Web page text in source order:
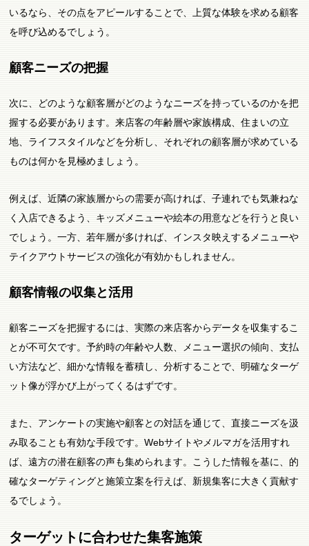
いるなら、その点をアピールすることで、上質な体験を求める顧客
を呼び込めるでしょう。
顧客ニーズの把握
次に、どのような顧客層がどのようなニーズを持っているのかを把
握する必要があります。来店客の年齢層や家族構成、住まいの立
地、ライフスタイルなどを分析し、それぞれの顧客層が求めている
ものは何かを見極めましょう。
例えば、近隣の家族層からの需要が高ければ、子連れでも気兼ねな
く入店できるよう、キッズメニューや絵本の用意などを行うと良い
でしょう。一方、若年層が多ければ、インスタ映えするメニューや
テイクアウトサービスの強化が有効かもしれません。
顧客情報の収集と活用
顧客ニーズを把握するには、実際の来店客からデータを収集するこ
とが不可欠です。予約時の年齢や人数、メニュー選択の傾向、支払
い方法など、細かな情報を蓄積し、分析することで、明確なターゲ
ット像が浮かび上がってくるはずです。
また、アンケートの実施や顧客との対話を通じて、直接ニーズを汲
み取ることも有効な手段です。Webサイトやメルマガを活用すれ
ば、遠方の潜在顧客の声も集められます。こうした情報を基に、的
確なターゲティングと施策立案を行えば、新規集客に大きく貢献す
るでしょう。
ターゲットに合わせた集客施策